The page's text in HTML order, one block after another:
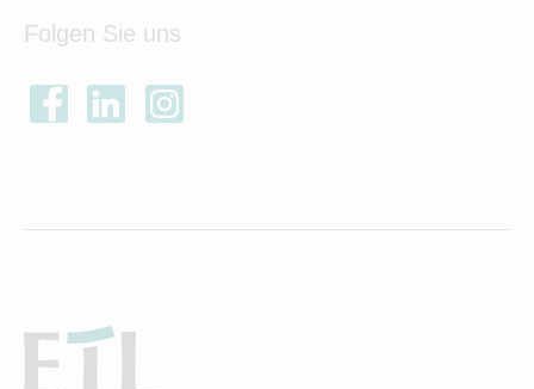
Folgen Sie uns